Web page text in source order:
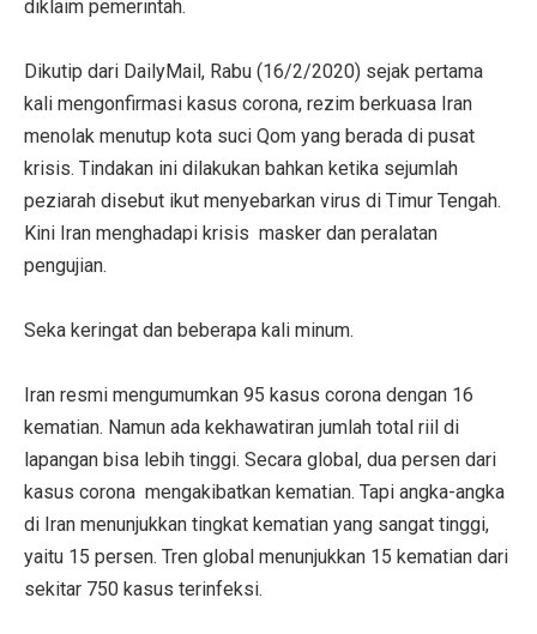
diklaim pemerintah.
Dikutip dari DailyMail, Rabu (16/2/2020) sejak pertama
kali mengonfirmasi kasus corona, rezim berkuasa Iran
menolak menutup kota suci Qom yang berada di pusat
krisis. Tindakan ini dilakukan bahkan ketika sejumlah
peziarah disebut ikut menyebarkan virus di Timur Tengah.
Kini Iran menghadapi krisis masker dan peralatan
pengujian.
Seka keringat dan beberapa kali minum.
Iran resmi mengumumkan 95 kasus corona dengan 16
kematian. Namun ada kekhawatiran jumlah total riil di
lapangan bisa lebih tinggi. Secara global, dua persen dari
kasus corona mengakibatkan kematian. Tapi angka-angka
di Iran menunjukkan tingkat kematian yang sangat tinggi,
yaitu 15 persen. Tren global menunjukkan 15 kematian dari
sekitar 750 kasus terinfeksi.